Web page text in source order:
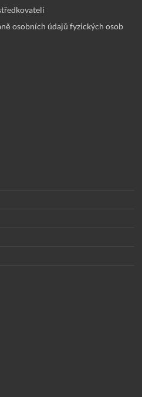
osobních údajů fyzických osob